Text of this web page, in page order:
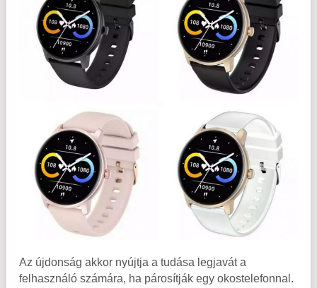
Az újdonság akkor nyújtja a tudása legjavát a
felhasználó számára, ha párosítják egy okostelefonnal.